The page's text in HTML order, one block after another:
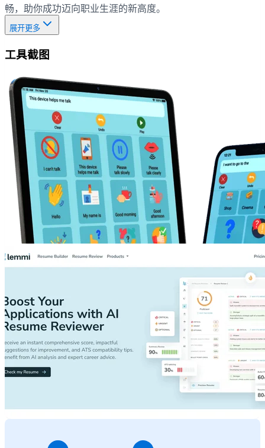
畅，助你成功迈向职业生涯的新高度。
展开更多
工具截图